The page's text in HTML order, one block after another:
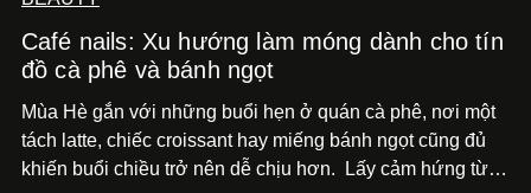
Café nails: Xu hướng làm móng dành cho tín
đồ cà phê và bánh ngọt
Mùa Hè gắn với những buổi hẹn ở quán cà phê, nơi một
tách latte, chiếc croissant hay miếng bánh ngọt cũng đủ
khiến buổi chiều trở nên dễ chịu hơn.
Lấy cảm hứng từ